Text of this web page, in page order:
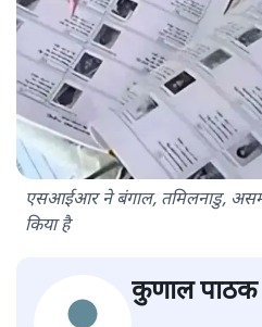
एसआईआर ने बंगाल, तमिलनाडु, असम
किया है
कुणाल पाठक